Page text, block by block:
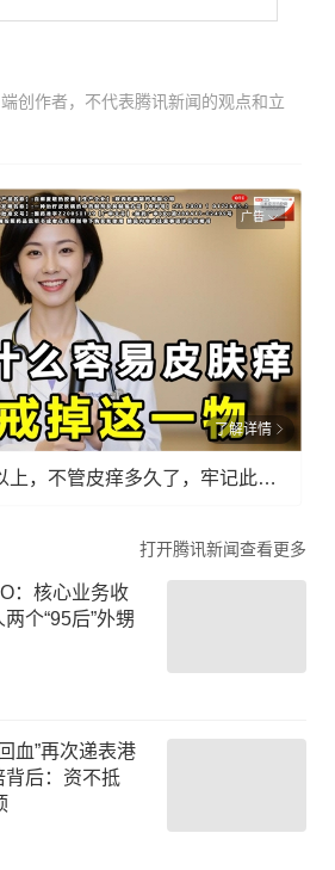
创作者，不代表腾讯新闻的观点和立
广告
了解详情
凡是皮肤瘙痒1月以上，不管皮痒多久了，牢记此法，快！准！狠！
打开腾讯新闻查看更多
：核心业务收
个“95后”外甥
血”再次递表港
背后：资不抵